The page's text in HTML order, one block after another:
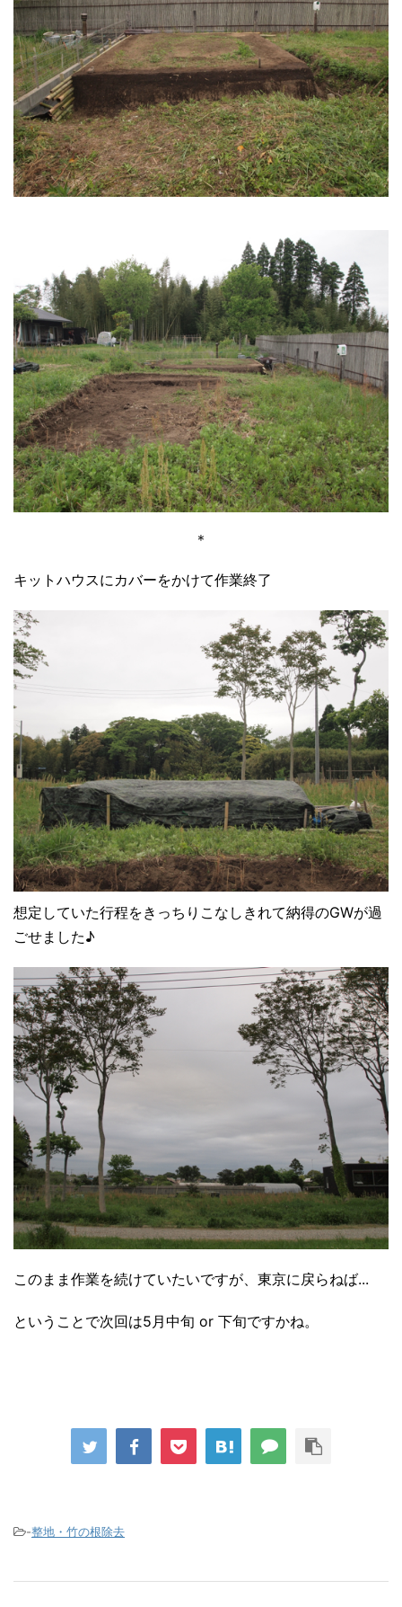
＊
キットハウスにカバーをかけて作業終了
想定していた行程をきっちりこなしきれて納得のGWが過
ごせました♪
このまま作業を続けていたいですが、東京に戻らねば...
ということで次回は5月中旬 or 下旬ですかね。
-整地・竹の根除去